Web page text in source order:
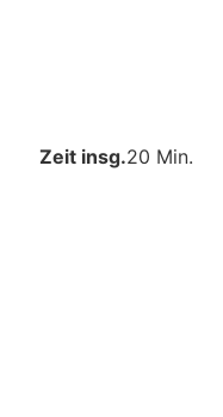
Zeit insg.20 Min.